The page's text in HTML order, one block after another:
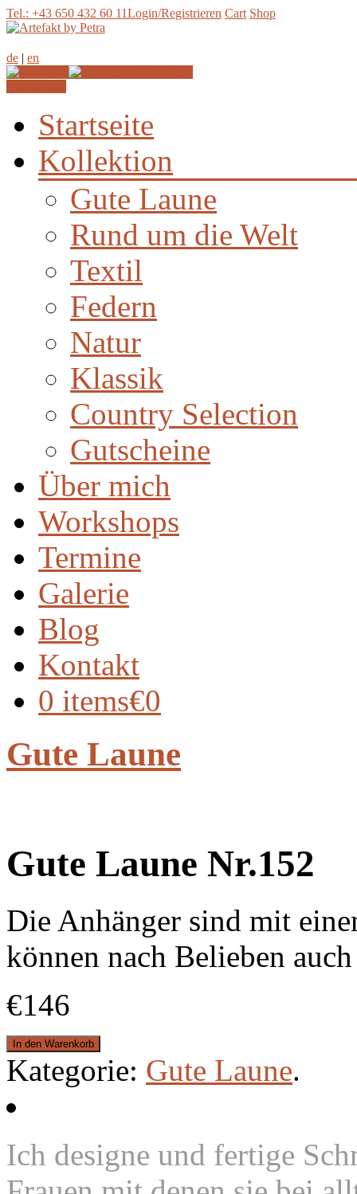
Tel.: +43 650 432 60 11Login/Registrieren Cart Shop
de | en
Startseite
Kollektion
Gute Laune
Rund um die Welt
Textil
Federn
Natur
Klassik
Country Selection
Gutscheine
Über mich
Workshops
Termine
Galerie
Blog
Kontakt
0 items€0
Gute Laune
Gute Laune Nr.152
Die Anhänger sind mit
können nach Belieben
€146
In den Warenkorb
Kategorie: Gute Laune.
Ich designe und fertige